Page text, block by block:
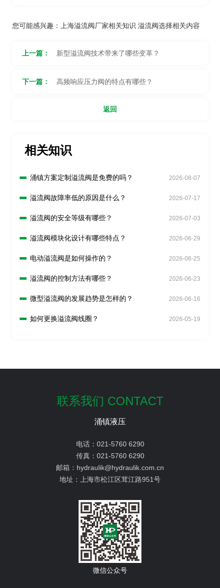
您可能感兴趣： 上海溢流阀厂家相关知识 溢流阀选择相关内容
上一篇： 新型溢流阀技术带来了哪些变革？
下一篇： 高频响应压力阀的特点有哪些？
返回
相关知识
涌镇方案定制溢流阀是免费的吗？ 2026-08-07
溢流阀故障率低的原因是什么？ 2026-07-17
溢流阀的安全等级有哪些？ 2026-07-03
溢流阀模块化设计有哪些特点？ 2026-06-29
电动溢流阀是如何操作的？ 2026-06-25
溢流阀的控制方法有哪些？ 2026-06-23
微型溢流阀的发展趋势是怎样的？ 2026-06-16
如何更换溢流阀线圈？ 2026-05-19
联系我们 CONTACT
涌镇液压
电话： 021-5760 6290
传真： 021-5760 6290
邮箱： hydraulik@hydraulik.com.cn
地址：
上海市松江区茸江路951号
微信公众号